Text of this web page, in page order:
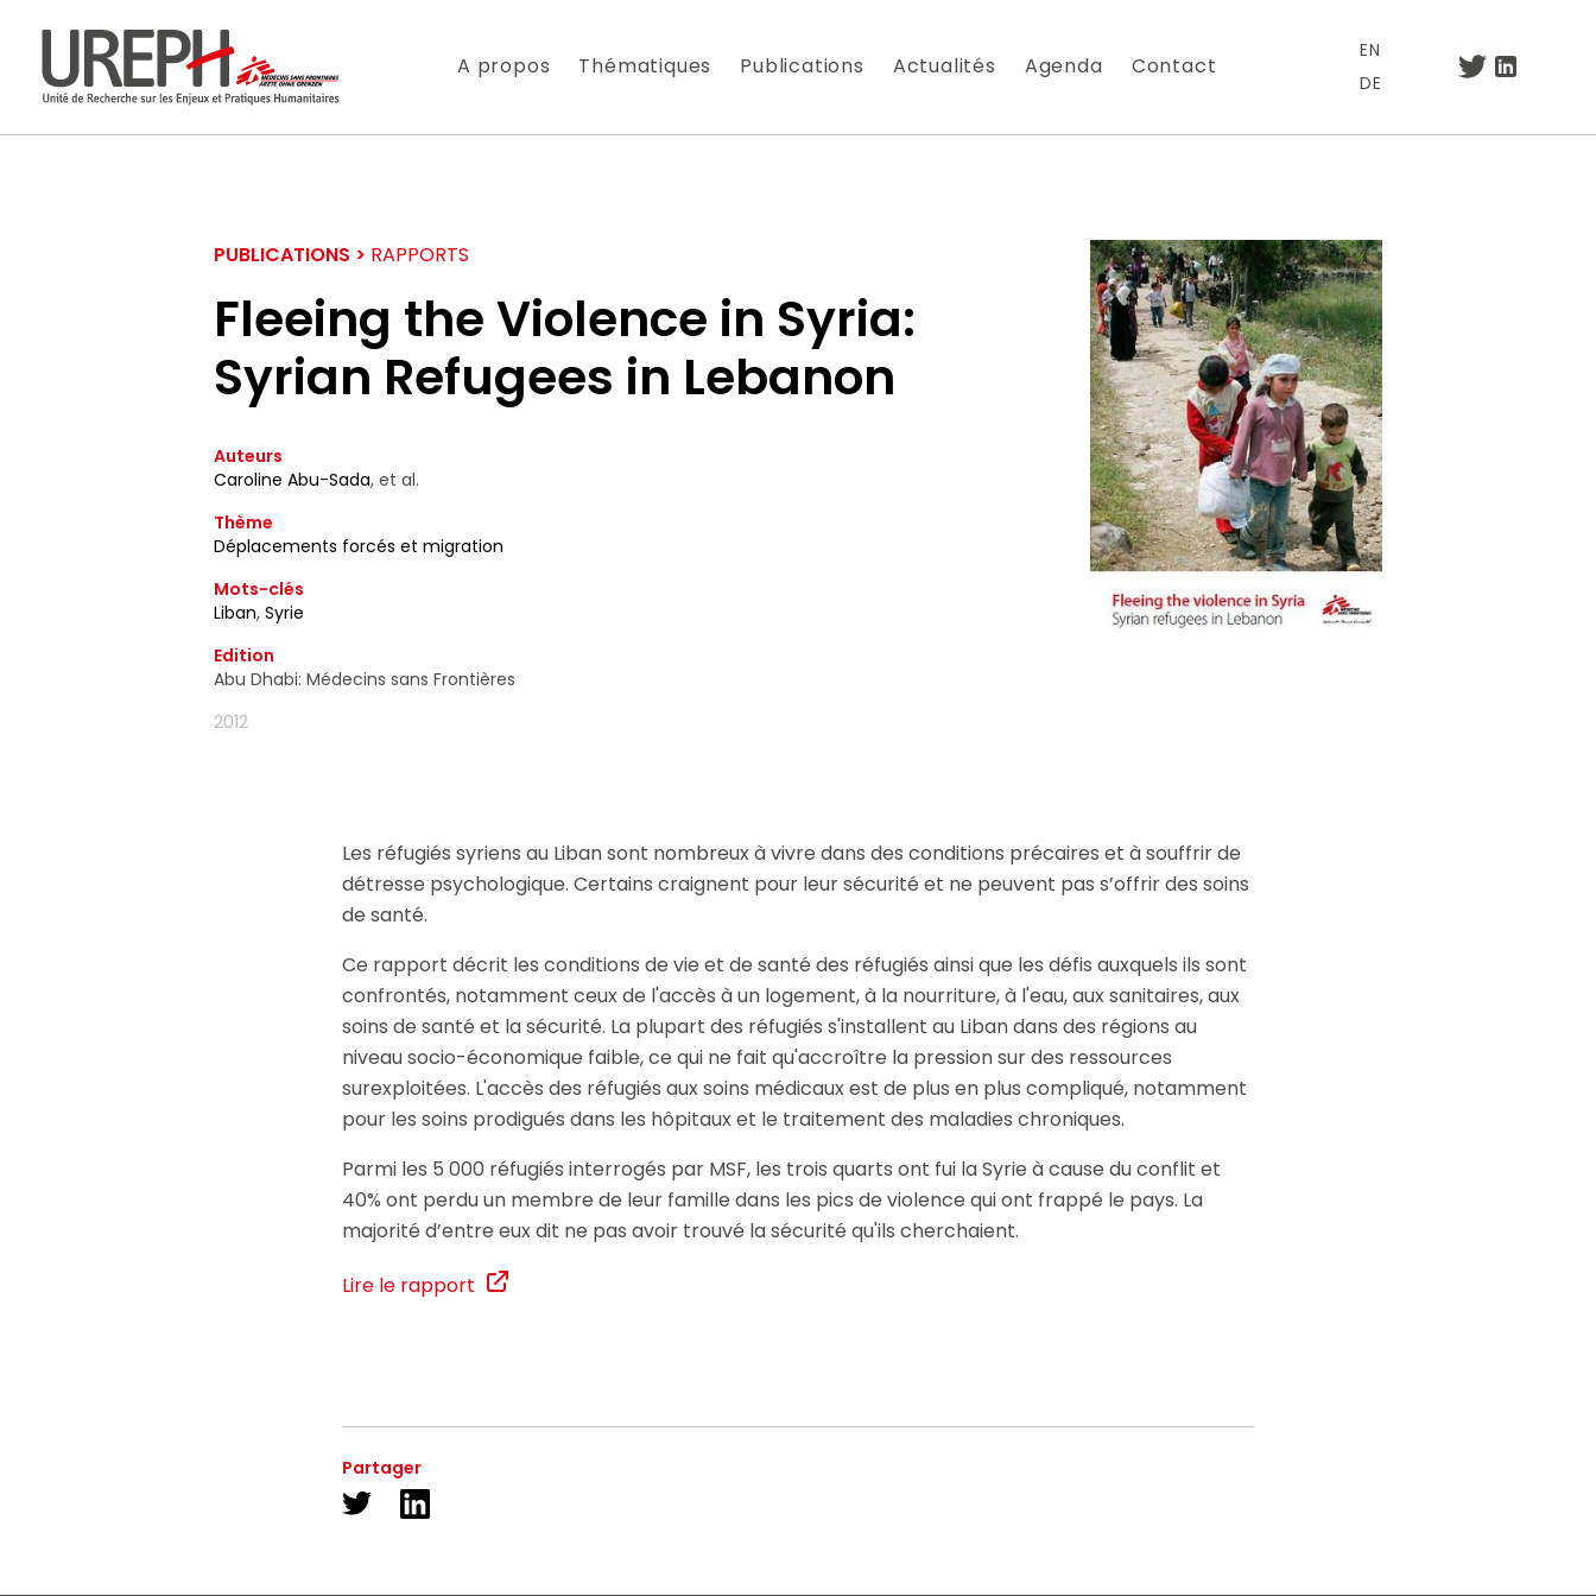
A propos
Thématiques Publications Actualités Agenda Contact
EN
DE
PUBLICATIONS > RAPPORTS
Fleeing the Violence in Syria:
Syrian Refugees in Lebanon
Auteurs
Caroline Abu-Sada,et al.
Thème
Déplacements forcés et migration
Mots-clés
Liban,Syrie
Edition
Abu Dhabi: Médecins sans Frontières
2012
Les réfugiés syriens au Liban sont nombreux à vivre dans des conditions précaires et à souffrir de
détresse psychologique. Certains craignent pour leur sécurité et ne peuvent pas s’offrir des soins
de santé.
Ce rapport décrit les conditions de vie et de santé des réfugiés ainsi que les défis auxquels ils sont
confrontés, notamment ceux de l'accès à un logement, à la nourriture, à l'eau, aux sanitaires, aux
soins de santé et la sécurité. La plupart des réfugiés s'installent au Liban dans des régions au
niveau socio-économique faible, ce qui ne fait qu'accroître la pression sur des ressources
surexploitées. L'accès des réfugiés aux soins médicaux est de plus en plus compliqué, notamment
pour les soins prodigués dans les hôpitaux et le traitement des maladies chroniques.
Parmi les 5 000 réfugiés interrogés par MSF, les trois quarts ont fui la Syrie à cause du conflit et
40% ont perdu un membre de leur famille dans les pics de violence qui ont frappé le pays. La
majorité d’entre eux dit ne pas avoir trouvé la sécurité qu'ils cherchaient.
Lire le rapport
Partager
S'ABONNER À NOTRE NEWSLETTER
Votre adresse de messagerie est uniquement utilisée pour vous envoyer notre lettre
d'information ainsi que des informations concernant nos activités. Vous pouvez à tout